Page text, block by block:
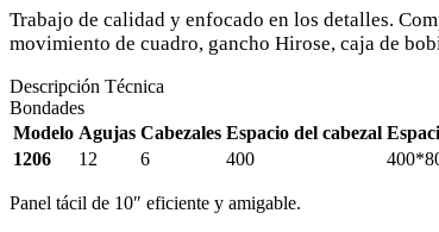
Trabajo de calidad y enfocado en los detalles.
movimiento de cuadro, gancho Hirose, caja de
Descripción Técnica
Bondades
Modelo Agujas Cabezales Espacio del cabezal
1206
12 6 400
Panel tácil de 10″ eficiente y amigable.